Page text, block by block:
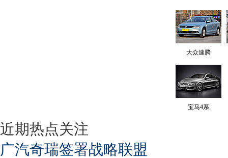
大众速腾
宝马4系
近期热点关注
广汽奇瑞签署战略联盟